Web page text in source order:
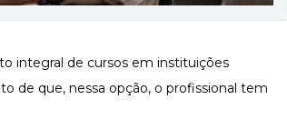
integral de cursos em instituições
de que, nessa opção, o profissional tem